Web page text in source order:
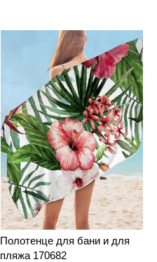
Полотенце для бани и для
пляжа 170682